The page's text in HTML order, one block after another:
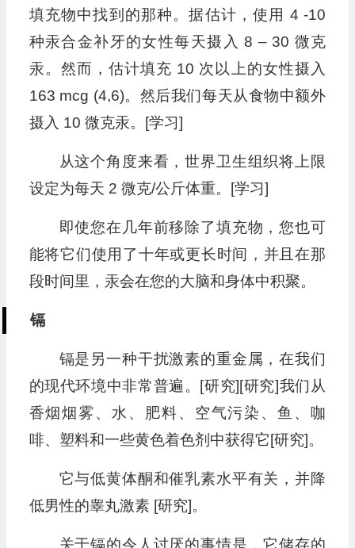
填充物中找到的那种。据估计，使用 4 -10
种汞合金补牙的女性每天摄入 8 – 30 微克
汞。然而，估计填充 10 次以上的女性摄入
163 mcg (4,6)。然后我们每天从食物中额外
摄入 10 微克汞。[学习]
从这个角度来看，世界卫生组织将上限
设定为每天 2 微克/公斤体重。[学习]
即使您在几年前移除了填充物，您也可
能将它们使用了十年或更长时间，并且在那
段时间里，汞会在您的大脑和身体中积聚。
镉
镉是另一种干扰激素的重金属，在我们
的现代环境中非常普遍。[研究][研究]我们从
香烟烟雾、水、肥料、空气污染、鱼、咖
啡、塑料和一些黄色着色剂中获得它[研究]。
它与低黄体酮和催乳素水平有关，并降
低男性的睾丸激素 [研究]。